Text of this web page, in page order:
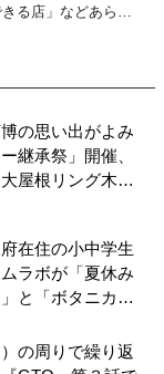
の思い出がよみ
継承祭」開催、
屋根リング木材
在住の小中学生
ラボが「夏休み
と「ボタニカル
の周りで繰り返
る店」などあらゆ
にちゃちゃを入れ
出したトークバラ